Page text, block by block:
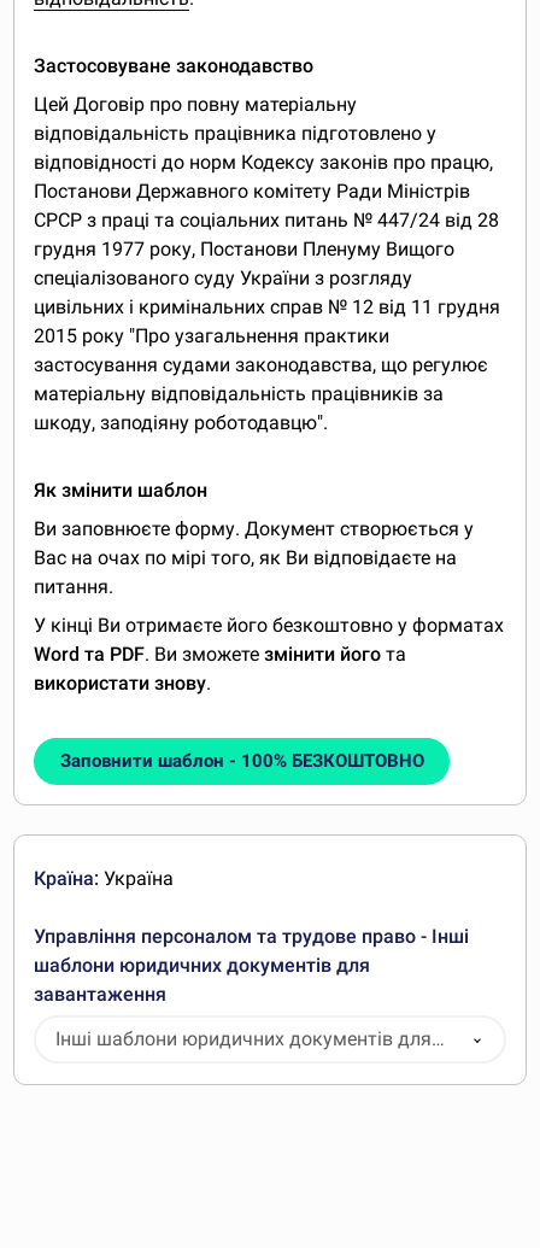
Застосовуване законодавство
Цей Договір про повну матеріальну
відповідальність працівника підготовлено у
відповідності до норм Кодексу законів про працю,
Постанови Державного комітету Ради Міністрів
СРСР з праці та соціальних питань № 447/24 від 28
грудня 1977 року, Постанови Пленуму Вищого
спеціалізованого суду України з розгляду
цивільних і кримінальних справ № 12 від 11 грудня
2015 року "Про узагальнення практики
застосування судами законодавства, що регулює
матеріальну відповідальність працівників за
шкоду, заподіяну роботодавцю".
Як змінити шаблон
Ви заповнюєте форму. Документ створюється у
Вас на очах по мірі того, як Ви відповідаєте на
питання.
У кінці Ви отримаєте його безкоштовно у форматах
Word та PDF. Ви зможетезмінити його та
використати знову.
Заповнити шаблон - 100% БЕЗКОШТОВНО
Країна: Україна
Управління персоналом та трудове право - Інші
шаблони юридичних документів для
завантаження
Інші шаблони юридичних документів для
завантаження